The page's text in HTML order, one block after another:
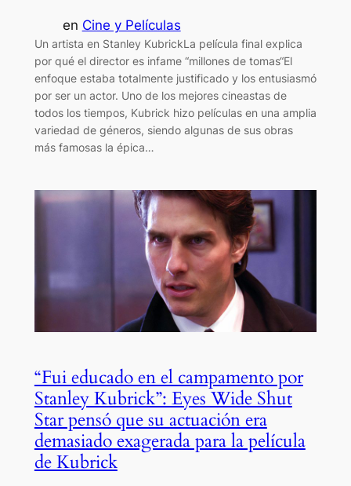
en Cine y Películas
Un artista en Stanley KubrickLa película final explica
por qué el director es infame “millones de tomas“El
enfoque estaba totalmente justificado y los entusiasmó
por ser un actor. Uno de los mejores cineastas de
todos los tiempos, Kubrick hizo películas en una amplia
variedad de géneros, siendo algunas de sus obras
más famosas la épica…
“Fui educado en el campamento por
Stanley Kubrick”: Eyes Wide Shut
Star pensó que su actuación era
demasiado exagerada para la película
de Kubrick